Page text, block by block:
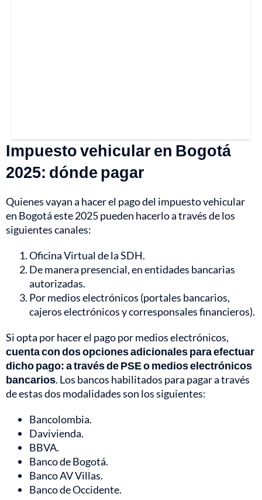
Impuesto vehicular en Bogotá
2025: dónde pagar
Quienes vayan a hacer el pago del impuesto vehicular
en Bogotá este 2025 pueden hacerlo a través de los
siguientes canales:
Oficina Virtual de la SDH.
De manera presencial, en entidades bancarias
autorizadas.
Por medios electrónicos (portales bancarios,
cajeros electrónicos y corresponsales financieros).
Si opta por hacer el pago por medios electrónicos,
cuenta con dos opciones adicionales para efectuar
dicho pago: a través de PSE o medios electrónicos
bancarios. Los bancos habilitados para pagar a través
de estas dos modalidades son los siguientes:
Bancolombia.
Davivienda.
BBVA.
Banco de Bogotá.
Banco AV Villas.
Banco de Occidente.